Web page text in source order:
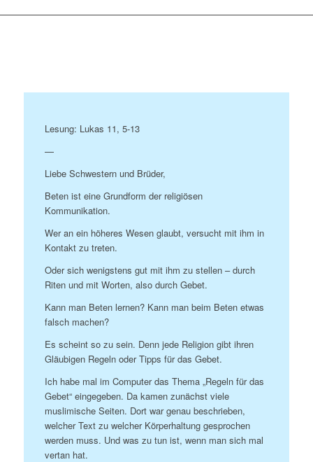
Lesung: Lukas 11, 5-13
—
Liebe Schwestern und Brüder,
Beten ist eine Grundform der religiösen
Kommunikation.
Wer an ein höheres Wesen glaubt, versucht mit ihm in
Kontakt zu treten.
Oder sich wenigstens gut mit ihm zu stellen – durch
Riten und mit Worten, also durch Gebet.
Kann man Beten lernen? Kann man beim Beten etwas
falsch machen?
Es scheint so zu sein. Denn jede Religion gibt ihren
Gläubigen Regeln oder Tipps für das Gebet.
Ich habe mal im Computer das Thema „Regeln für das
Gebet“ eingegeben. Da kamen zunächst viele
muslimische Seiten. Dort war genau beschrieben,
welcher Text zu welcher Körperhaltung gesprochen
werden muss. Und was zu tun ist, wenn man sich mal
vertan hat.